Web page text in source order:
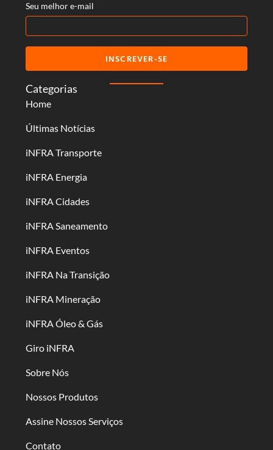
Categorias
Home
Últimas Notícias
iNFRA Transporte
iNFRA Energia
iNFRA Cidades
iNFRA Saneamento
iNFRA Eventos
iNFRA Na Transição
iNFRA Mineração
iNFRA Óleo & Gás
Giro iNFRA
Sobre Nós
Nossos Produtos
Assine Nossos Serviços
Contato
Seu melhor e-mail
INSCREVER-SE